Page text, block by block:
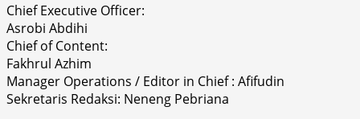
Chief Executive Officer:
Asrobi Abdihi
Chief of Content:
Fakhrul Azhim
Manager Operations / Editor in Chief : Afifudin
Sekretaris Redaksi: Neneng Pebriana